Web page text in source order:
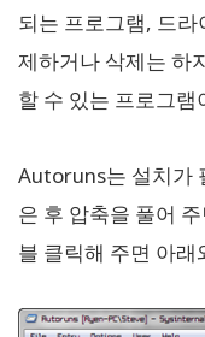
되는 프로그램, 드
제하거나 삭제는 하
할 수 있는 프로그램
Autoruns는 설치가
은 후 압축을 풀어
블 클릭해 주면 아래